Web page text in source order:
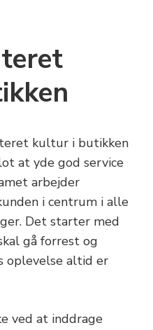
kultur i butikken
at yde god service
arbejder
i centrum i alle
Det starter med
gå forrest og
oplevelse altid er
ved at inddrage